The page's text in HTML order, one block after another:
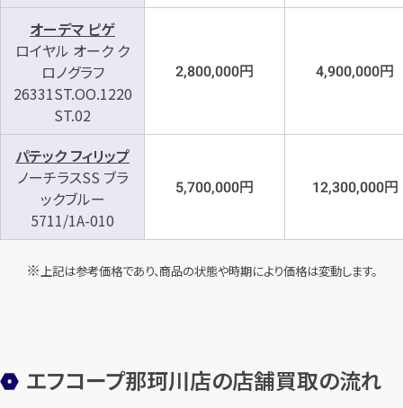
オーデマ ピゲ
ロイヤル オーク ク
ロノグラフ
26331ST.OO.1220
ST.02
2,800,000円 4,900,000円
パテック フィリップ
ノーチラスSS ブラ
ックブルー
5711/1A-010
5,700,000円 12,300,000円
上記は参考価格であり、商品の状態や時期により価格は変動します。
エフコープ那珂川店の店舗買取の流れ